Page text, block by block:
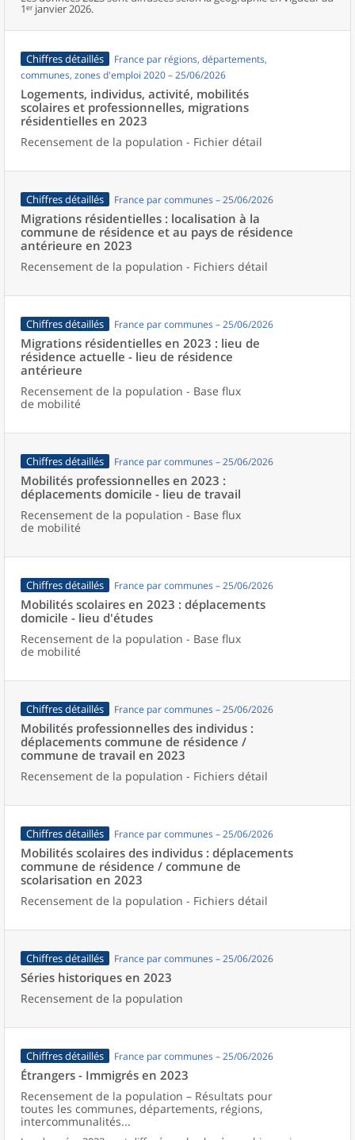
1ᵉʳ janvier 2026.
Chiffres détaillés
France par régions, départements,
communes, zones d'emploi 2020 – 25/06/2026
Logements, individus, activité, mobilités
scolaires et professionnelles, migrations
résidentielles en 2023
Recensement de la population - Fichier détail
Chiffres détaillés France par communes – 25/06/2026
Migrations résidentielles : localisation à la
commune de résidence et au pays de résidence
antérieure en 2023
Recensement de la population - Fichiers détail
Chiffres détaillés France par communes – 25/06/2026
Migrations résidentielles en 2023 : lieu de
résidence actuelle - lieu de résidence
antérieure
Recensement de la population - Base flux
de mobilité
Chiffres détaillés France par communes – 25/06/2026
Mobilités professionnelles en 2023 :
déplacements domicile - lieu de travail
Recensement de la population - Base flux
de mobilité
Chiffres détaillés France par communes – 25/06/2026
Mobilités scolaires en 2023 : déplacements
domicile - lieu d'études
Recensement de la population - Base flux
de mobilité
Chiffres détaillés France par communes – 25/06/2026
Mobilités professionnelles des individus :
déplacements commune de résidence /
commune de travail en 2023
Recensement de la population - Fichiers détail
Chiffres détaillés France par communes – 25/06/2026
Mobilités scolaires des individus : déplacements
commune de résidence / commune de
scolarisation en 2023
Recensement de la population - Fichiers détail
Chiffres détaillés France par communes – 25/06/2026
Séries historiques en 2023
Recensement de la population
Chiffres détaillés France par communes – 25/06/2026
Étrangers - Immigrés en 2023
Recensement de la population – Résultats pour
toutes les communes, départements, régions,
intercommunalités...